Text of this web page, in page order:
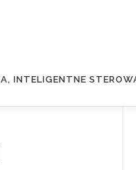
INTELIGENTNE